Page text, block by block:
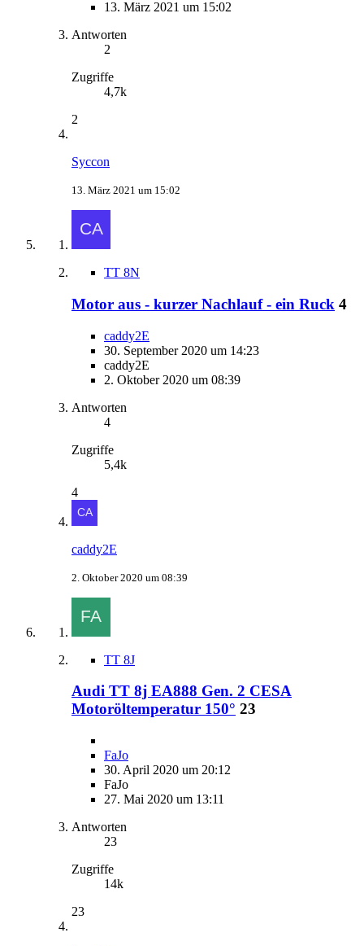
13. März 2021 um 15:02
Antworten
2
Zugriffe
4,7k
2
Syccon
13. März 2021 um 15:02
TT 8N
Motor aus - kurzer Nachlauf - ein Ruck 4
caddy2E
30. September 2020 um 14:23
caddy2E
2. Oktober 2020 um 08:39
Antworten
4
Zugriffe
5,4k
4
caddy2E
2. Oktober 2020 um 08:39
TT 8J
Audi TT 8j EA888 Gen. 2 CESA
Motoröltemperatur 150° 23
FaJo
30. April 2020 um 20:12
FaJo
27. Mai 2020 um 13:11
Antworten
23
Zugriffe
14k
23